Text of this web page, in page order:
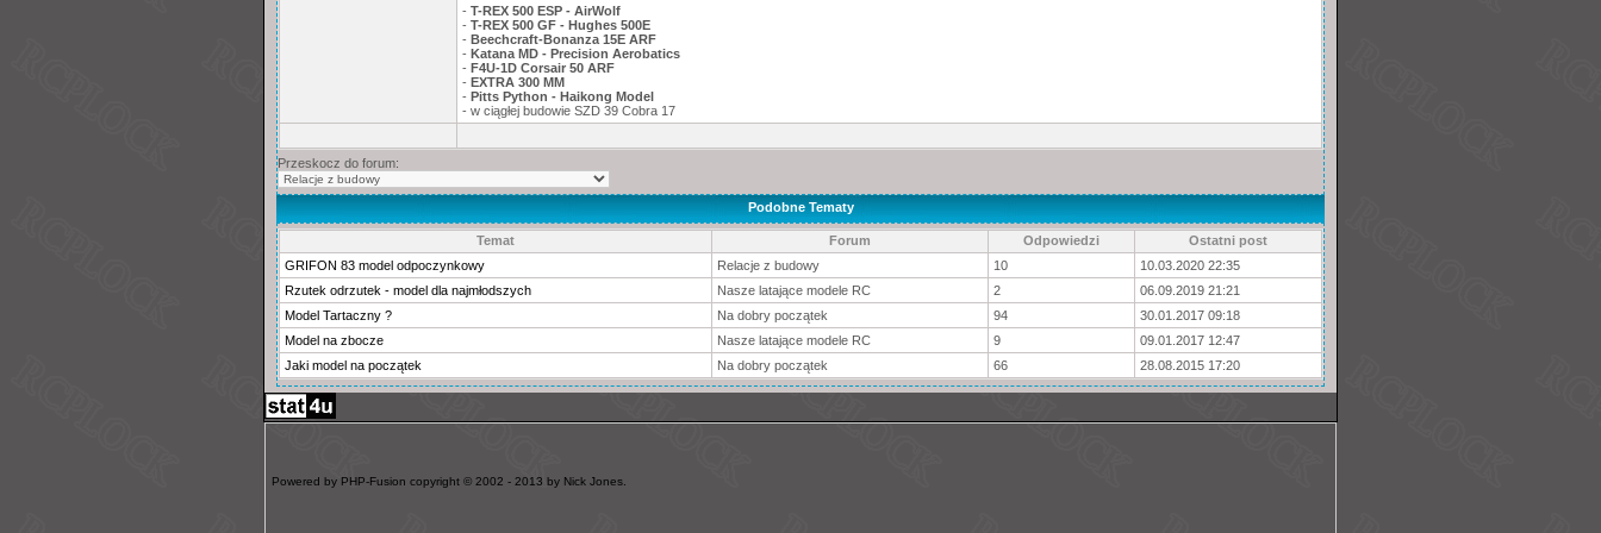
- T-REX 500 ESP - AirWolf
- T-REX 500 GF - Hughes 500E
- Beechcraft-Bonanza 15E ARF
- Katana MD - Precision Aerobatics
- F4U-1D Corsair 50 ARF
- EXTRA 300 MM
- Pitts Python - Haikong Model
- w ciągłej budowie SZD 39 Cobra 17
Przeskocz do forum:
Podobne Tematy
Temat Forum Odpowiedzi
Ostatni post
GRIFON 83 model odpoczynkowy
Relacje z budowy 10
10.03.2020 22:35
Rzutek odrzutek - model dla najmłodszych
Nasze latające modele RC 2
06.09.2019 21:21
Model Tartaczny ?
Na dobry początek 94
30.01.2017 09:18
Model na zbocze
Nasze latające modele RC 9
09.01.2017 12:47
Jaki model na początek
Na dobry początek 66 28.08.2015 17:20
Powered by PHP-Fusion copyright © 2002 - 2013 by Nick Jones.